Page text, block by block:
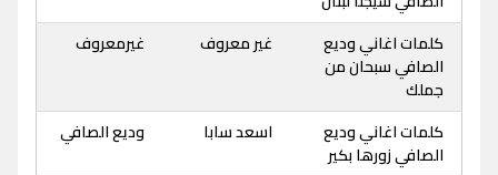
كلمات اغاني وديع
الصافي سبحان من
جملك
غير معروف غيرمعروف
كلمات اغاني وديع
الصافي زورها بكير
اسعد سابا وديع الصافي